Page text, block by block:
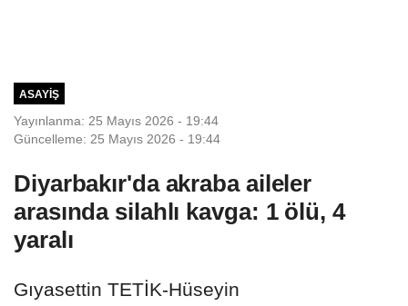
ASAYIŞ
Yayınlanma: 25 Mayıs 2026 - 19:44
Güncelleme: 25 Mayıs 2026 - 19:44
Diyarbakır'da akraba aileler
arasında silahlı kavga: 1 ölü, 4
yaralı
Gıyasettin TETİK-Hüseyin